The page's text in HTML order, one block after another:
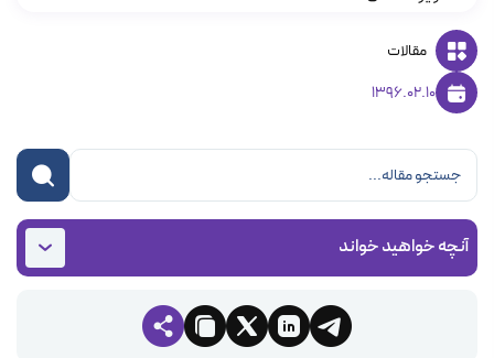
مقالات
1396.02.10
آنچه خواهید خواند